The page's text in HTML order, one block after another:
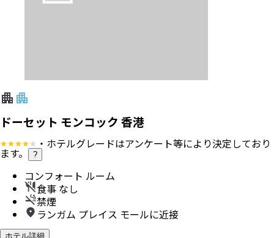
ドーセット モンコック 香港
・ホテルグレードはアンケート等により決定しており
ます。 ?
コンフォート ルーム
食事 なし
禁煙
ランガム プレイス モールに近接
ホテル詳細